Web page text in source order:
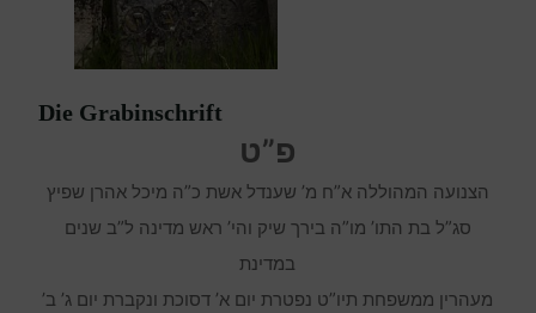
Die Grabinschrift
פ”ט
הצנועה המהוללה א”ח מ’ שענדל אשת כ”ה מיכל אהרן שפיץ
סג”ל בת התו’ מו”ה בירך שיק והי’ ראש מדינה ל”ב שנים
במדינת
מעהרין ממשפחת תיו”ט נפטרת יום א’ דסוכת ונקברת יום ג’ ב’